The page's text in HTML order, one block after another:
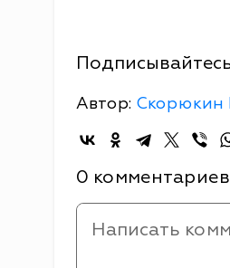
Автор: Скорюкин
0 комментариев